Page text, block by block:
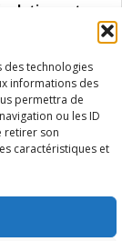
des technologies
informations des
permettra de
ou les ID
retirer son
caractéristiques et
et
(SAACE)